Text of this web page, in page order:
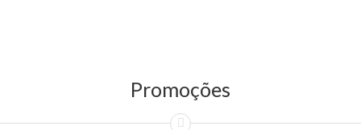
Promoções